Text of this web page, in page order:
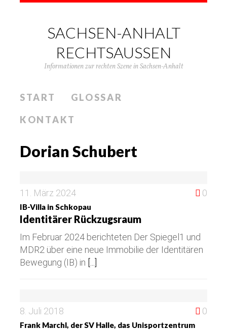
SACHSEN-ANHALT
RECHTSAUSSEN
Informationen zur rechten Szene in Sachsen-Anhalt
START
GLOSSAR
KONTAKT
Dorian Schubert
11. März 2024 0
IB-Villa in Schkopau
Identitärer Rückzugsraum
Im Februar 2024 berichteten Der Spiegel1 und
MDR2 über eine neue Immobilie der Identitären
Bewegung (IB) in
8. Juli 2018 0
Frank Marchl, der SV Halle, das Unisportzentrum